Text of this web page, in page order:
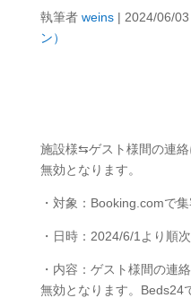
執筆者 weins| 2024/06/03
ン）
施設様⇆ゲスト様間の連
無効となります。
・対象：Booking.comで
・日時：2024/6/1より順次
・内容：ゲスト様間の連
無効となります。 Beds24